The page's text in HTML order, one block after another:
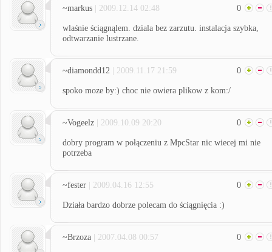
~markus | 2009.12.14 02:48 0
wlaśnie ściągnąlem. dziala bez zarzutu. instalacja szybka,
odtwarzanie lustrzane.
~diamondd12 | 2009.11.17 21:59 0
spoko moze by:) choc nie owiera plikow z kom:/
~Vogeelz | 2009.10.09 20:20 0
dobry program w połączeniu z MpcStar nic wiecej mi nie
potrzeba
~fester | 2009.04.16 12:55 0
Działa bardzo dobrze polecam do ściągnięcia :)
~Brzoza | 2007.04.08 00:57 0